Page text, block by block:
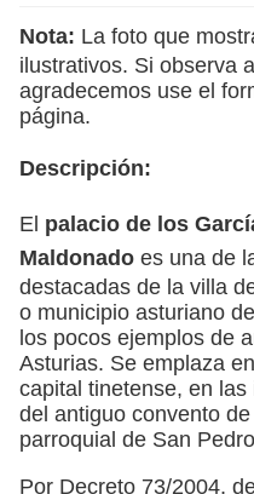
Nota: La foto que
ilustrativos. Si observa
agradecemos use el
página.
Descripción:
El palacio de los
Maldonado es una de
destacadas de la villa
o municipio asturiano
los pocos ejemplos de
Asturias. Se emplaza
capital tinetense, en
del antiguo convento
parroquial de San
Por Decreto 73/2004,